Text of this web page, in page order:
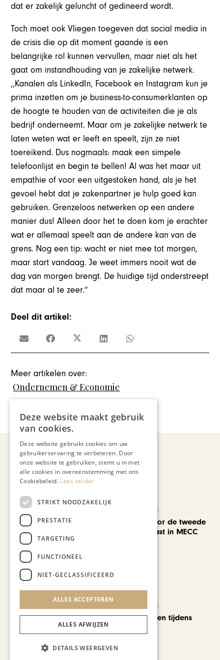
dat er zakelijk geluncht of gedineerd wordt.
Toch moet ook Vliegen toegeven dat social media in
de crisis die op dit moment gaande is een
belangrijke rol kunnen vervullen, maar niet als het
gaat om instandhouding van je zakelijke netwerk.
,,Kanalen als LinkedIn, Facebook en Instagram kun je
prima inzetten om je business-to-consumerklanten op
de hoogte te houden van de activiteiten die je als
bedrijf onderneemt. Maar om je zakelijke netwerk te
laten weten wat er leeft en speelt, zijn ze niet
toereikend. Dus nogmaals: maak een simpele
telefoonlijst en begin te bellen! Al was het maar uit
empathie of voor een uitgestoken hand, als je het
gevoel hebt dat je zakenpartner je hulp goed kan
gebruiken. Grenzeloos netwerken op een andere
manier dus! Alleen door het te doen kom je erachter
wat er allemaal speelt aan de andere kan van de
grens. Nog een tip: wacht er niet mee tot morgen,
maar start vandaag. Je weet immers nooit wat de
dag van morgen brengt. De huidige tijd onderstreept
dat maar al te zeer.”
Deel dit artikel:
Meer artikelen over:
Ondernemen & Economie
Armand Vliegen ,Coronacrisis
Recent nieuws
KUNST & CULTUUR
EuropArtFair voor de tweede
keer op rij te gast in MECC
KUNST & CULTUUR
Wereldse beelden tijdens
Cultura Nova
Deze website maakt gebruik
van cookies.
Deze website gebruikt cookies om uw
gebruikerservaring te verbeteren. Door
onze website te gebruiken, stemt u in met
alle cookies in overeenstemming met ons
Cookiebeleid. Lees verder
STRIKT NOODZAKELIJK
PRESTATIE
TARGETING
FUNCTIONEEL
NIET-GECLASSIFICEERD
ALLES ACCEPTEREN
ALLES AFWIJZEN
DETAILS WEERGEVEN